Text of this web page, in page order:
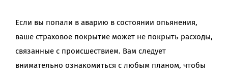
Если вы попали в аварию в состоянии опьянения,
ваше страховое покрытие может не покрыть расходы,
связанные с происшествием. Вам следует
внимательно ознакомиться с любым планом, чтобы